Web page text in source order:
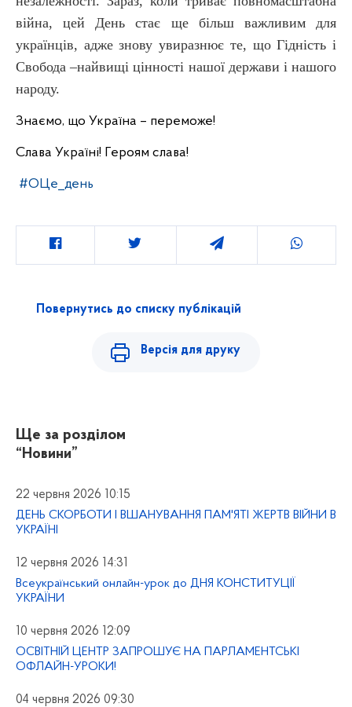
війна, цей День стає ще більш важливим для
українців, адже знову увиразнює те, що Гідність і
Свобода –найвищі цінності нашої держави і нашого
народу.
Знаємо, що Україна – переможе!
Слава Україні! Героям слава!
#ОЦе_день
Повернутись до списку публікацій
Версія для друку
Ще за розділом
“Новини”
22 червня 2026 10:15
ДЕНЬ СКОРБОТИ І ВШАНУВАННЯ ПАМ'ЯТІ ЖЕРТВ ВІЙНИ В
УКРАЇНІ
12 червня 2026 14:31
Всеукраїнський онлайн-урок до ДНЯ КОНСТИТУЦІЇ
УКРАЇНИ
10 червня 2026 12:09
ОСВІТНІЙ ЦЕНТР ЗАПРОШУЄ НА ПАРЛАМЕНТСЬКІ
ОФЛАЙН-УРОКИ!
04 червня 2026 09:30